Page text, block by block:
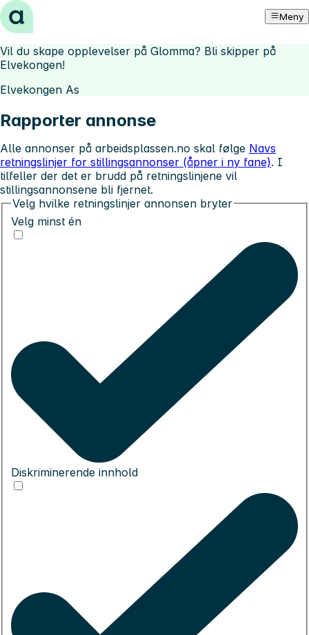
Hopp til innhold Meny
Vil du skape opplevelser på Glomma? Bli skipper på
Elvekongen!
Elvekongen As
Rapporter annonse
Alle annonser på arbeidsplassen.no skal følge Navs
retningslinjer for stillingsannonser (åpner i ny fane). I
tilfeller der det er brudd på retningslinjene vil
stillingsannonsene bli fjernet.
Velg hvilke retningslinjer annonsen bryter
Velg minst én
Diskriminerende innhold